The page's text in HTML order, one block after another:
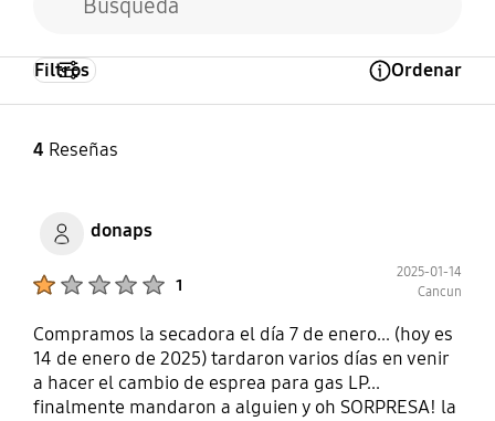
4 Reseñas
Filtros Ordenar
donaps
1
2025-01-14
Cancun
Compramos la secadora el día 7 de enero... (hoy es
14 de enero de 2025) tardaron varios días en venir
a hacer el cambio de esprea para gas LP...
finalmente mandaron a alguien y oh SORPRESA! la